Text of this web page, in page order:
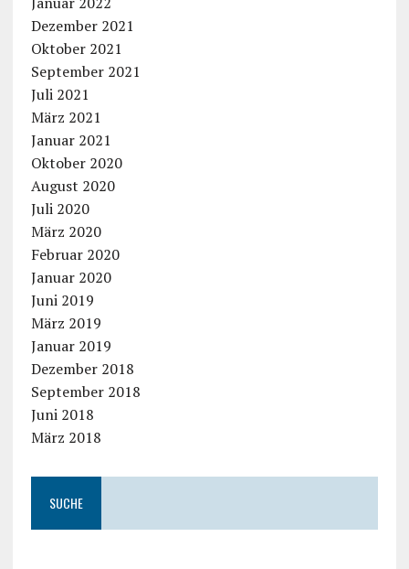
Dezember 2021
Oktober 2021
September 2021
Juli 2021
März 2021
Januar 2021
Oktober 2020
August 2020
Juli 2020
März 2020
Februar 2020
Januar 2020
Juni 2019
März 2019
Januar 2019
Dezember 2018
September 2018
Juni 2018
März 2018
SUCHE